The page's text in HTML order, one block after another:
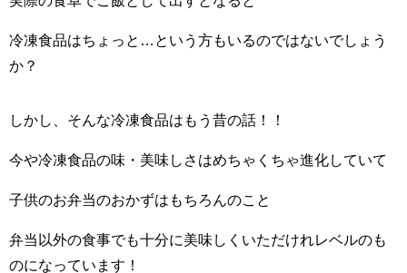
冷凍食品はちょっと…という方もいるのではないでしょう
か？
しかし、そんな冷凍食品はもう昔の話！！
今や冷凍食品の味・美味しさはめちゃくちゃ進化していて
子供のお弁当のおかずはもちろんのこと
弁当以外の食事でも十分に美味しくいただけれレベルのも
のになっています！